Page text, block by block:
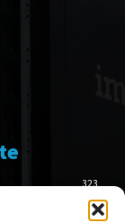
323
126